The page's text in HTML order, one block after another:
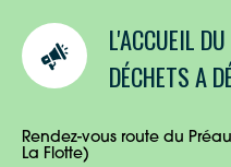
L'ACCUEIL
DÉCHETS A
Rendez-vous route du
La Flotte)
ENTREPRISES